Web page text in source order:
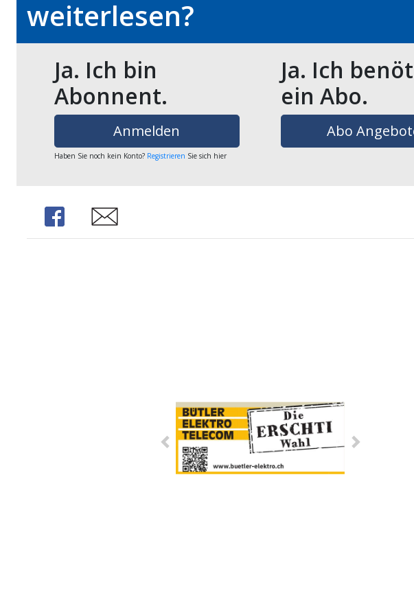
weiterlesen?
Ja. Ich bin
Abonnent.
Anmelden
Haben Sie noch kein Konto?Registrieren Sie sich hier
Ja. Ich
ein Abo.
Abo
Share Share